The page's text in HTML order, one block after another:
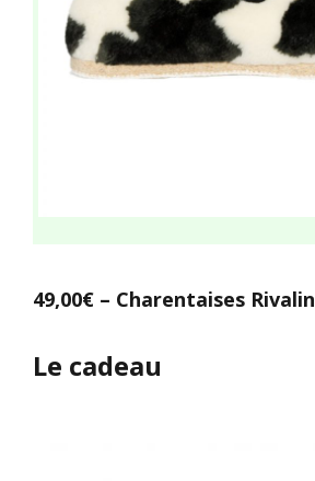
49,00€ – Charentaises Rivalin
Le cadeau